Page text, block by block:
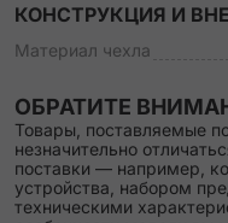
КОНСТРУКЦИЯ И
Материал чехла
ОБРАТИТЕ
Товары, поставляемые
незначительно
поставки — например,
устройства, набором
техническими